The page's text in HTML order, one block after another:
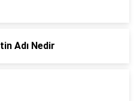
Adı Nedir